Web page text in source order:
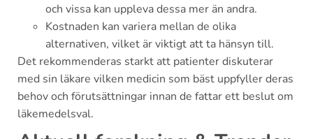
och vissa kan uppleva dessa mer än andra.
Kostnaden kan variera mellan de olika
alternativen, vilket är viktigt att ta hänsyn till.
Det rekommenderas starkt att patienter diskuterar
med sin läkare vilken medicin som bäst uppfyller deras
behov och förutsättningar innan de fattar ett beslut om
läkemedelsval.